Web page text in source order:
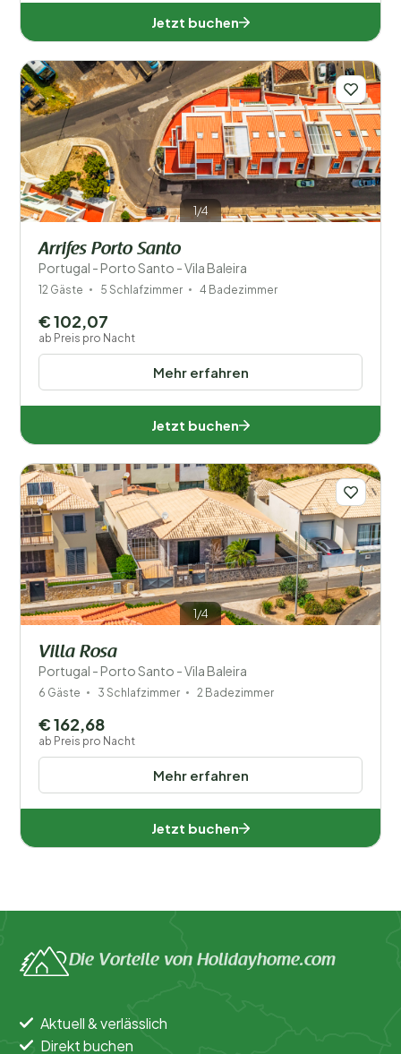
Jetzt buchen
1/4
Arrifes Porto Santo
Portugal - Porto Santo - Vila Baleira
12 Gäste 5 Schlafzimmer 4 Badezimmer
Mehr erfahren
€ 102,07
ab Preis pro Nacht
Jetzt buchen
1/4
Villa Rosa
Portugal - Porto Santo - Vila Baleira
6 Gäste 3 Schlafzimmer 2 Badezimmer
Mehr erfahren
€ 162,68
ab Preis pro Nacht
Jetzt buchen
Die Vorteile von Holidayhome.com
Aktuell & verlässlich
Direkt buchen